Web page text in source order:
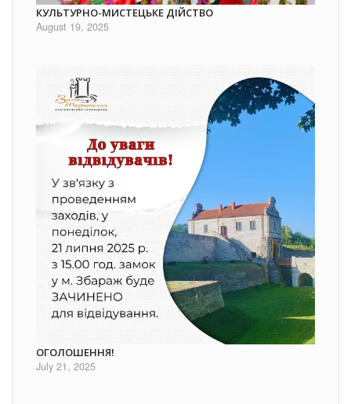
КУЛЬТУРНО-МИСТЕЦЬКЕ ДІЙСТВО
August 19, 2025
ОГОЛОШЕННЯ!
July 21, 2025